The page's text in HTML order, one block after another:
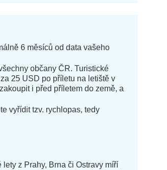
6 měsíců od data vašeho
občany ČR. Turistické
25 USD po příletu na letiště v
i před příletem do země, a
vyřídit tzv. rychlopas, tedy
z Prahy, Brna či Ostravy míří